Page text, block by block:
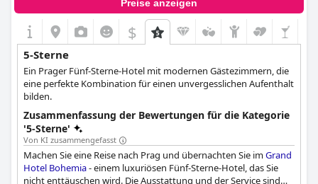
Preise anzeigen
$
5-Sterne
Ein Prager Fünf-Sterne-Hotel mit modernen Gästezimmern, die
eine perfekte Kombination für einen unvergesslichen Aufenthalt
bilden.
Zusammenfassung der Bewertungen für die Kategorie
'5-Sterne'
Von KI zusammengefasst
Machen Sie eine Reise nach Prag und übernachten Sie imGrand
Hotel Bohemia- einem luxuriösen Fünf-Sterne-Hotel, das Sie
nicht enttäuschen wird. Die Ausstattung und der Service sind